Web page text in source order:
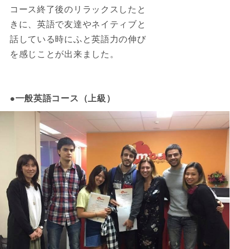
コース終了後のリラックスしたと
きに、英語で友達やネイティブと
話している時にふと英語力の伸び
を感じことが出来ました。
●一般英語コース（上級）